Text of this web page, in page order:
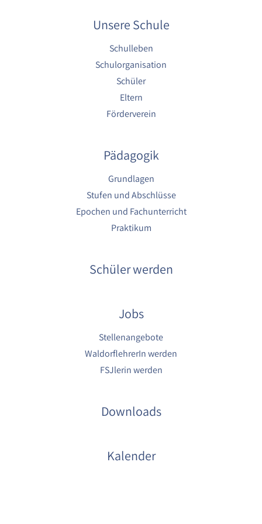
Unsere Schule
Schulleben
Schulorganisation
Schüler
Eltern
Förderverein
Pädagogik
Grundlagen
Stufen und Abschlüsse
Epochen und Fachunterricht
Praktikum
Schüler werden
Jobs
Stellenangebote
WaldorflehrerIn werden
FSJlerin werden
Downloads
Kalender
Benutzerinteraktionen mit eingebetteten
Videos sowie der Bereitstellung von
Analysen zur Verbesserung der Videoqualität
und Benutzererfahrung.
Cookie Laufzeit:
6 Monate